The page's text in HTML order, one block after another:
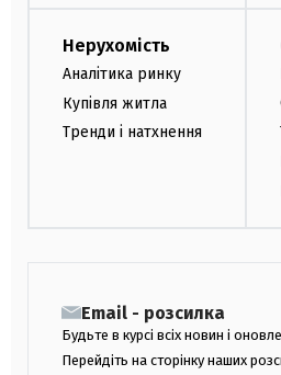
Нерухомість
Аналітика ринку
Купівля житла
Тренди і натхнення
Email - розсилка
Будьте в курсі всіх новин і
Перейдіть на сторінку наших